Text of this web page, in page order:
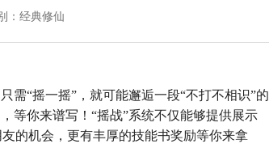
：经典修仙
需“摇一摇”，就可能邂逅一段“不打不相识”的
等你来谱写！“摇战”系统不仅能够提供展示
的机会，更有丰厚的技能书奖励等你来拿